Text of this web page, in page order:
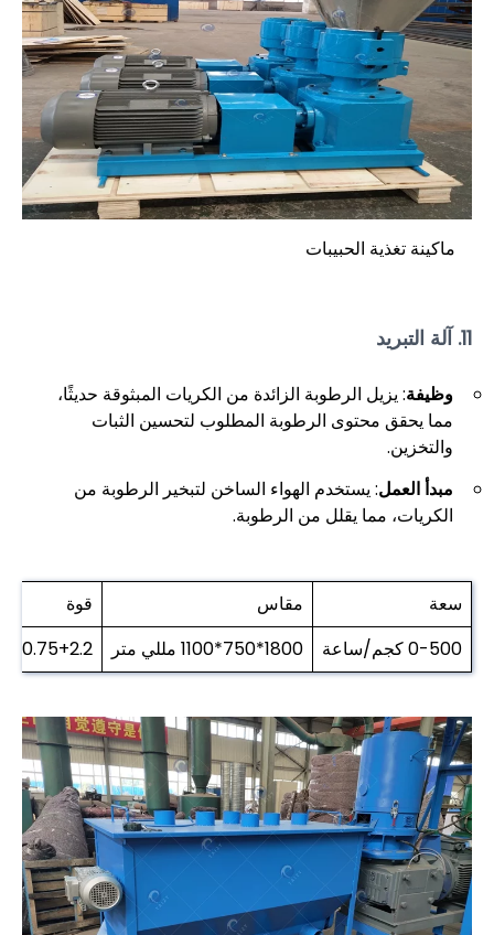
ماكينة تغذية الحبيبات
11. آلة التبريد
وظيفة: يزيل الرطوبة الزائدة من الكريات المبثوقة حديثًا،
مما يحقق محتوى الرطوبة المطلوب لتحسين الثبات
والتخزين.
مبدأ العمل: يستخدم الهواء الساخن لتبخير الرطوبة من
الكريات، مما يقلل من الرطوبة.
سعة مقاس
قوة
0-500 كجم/ساعة
1800*750*1100 مللي متر 0.75+2.2 كيلو واط